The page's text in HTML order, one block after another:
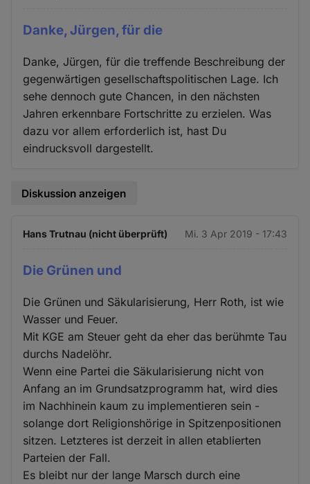
Danke, Jürgen, für die
Danke, Jürgen, für die treffende Beschreibung der
gegenwärtigen gesellschaftspolitischen Lage. Ich
sehe dennoch gute Chancen, in den nächsten
Jahren erkennbare Fortschritte zu erzielen. Was
dazu vor allem erforderlich ist, hast Du
eindrucksvoll dargestellt.
Diskussion anzeigen
Hans Trutnau (nicht überprüft) Mi. 3 Apr 2019 - 17:43
Die Grünen und
Die Grünen und Säkularisierung, Herr Roth, ist wie
Wasser und Feuer.
Mit KGE am Steuer geht da eher das berühmte Tau
durchs Nadelöhr.
Wenn eine Partei die Säkularisierung nicht von
Anfang an im Grundsatzprogramm hat, wird dies
im Nachhinein kaum zu implementieren sein -
solange dort Religionshörige in Spitzenpositionen
sitzen. Letzteres ist derzeit in allen etablierten
Parteien der Fall.
Es bleibt nur der lange Marsch durch eine